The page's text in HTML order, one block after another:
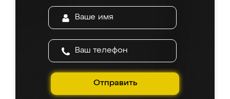
Отправить